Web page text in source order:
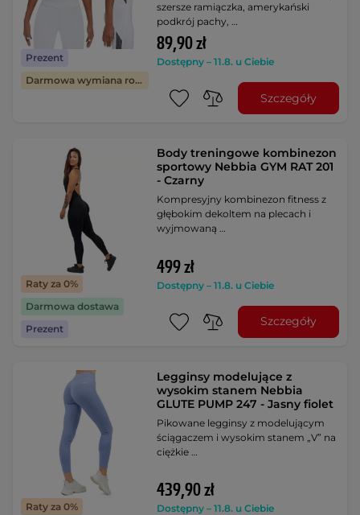
Prezent
Darmowa wymiana rozmiaru
szersze ramiączka, amerykański
podkrój pachy, …
89,90 zł
Dostępny – 11.8. u Ciebie
Szczegóły
Raty za 0%
Darmowa dostawa
Prezent
Body treningowe kombinezon
sportowy Nebbia GYM RAT 201
- Czarny
Kompresyjny kombinezon fitness z
głębokim dekoltem na plecach i
wyjmowaną …
499 zł
Dostępny – 11.8. u Ciebie
Szczegóły
Raty za 0%
Legginsy modelujące z
wysokim stanem Nebbia
GLUTE PUMP 247 - Jasny fiolet
Pikowane legginsy z modelującym
ściągaczem i wysokim stanem „V” na
ciężkie …
439,90 zł
Dostępny – 11.8. u Ciebie